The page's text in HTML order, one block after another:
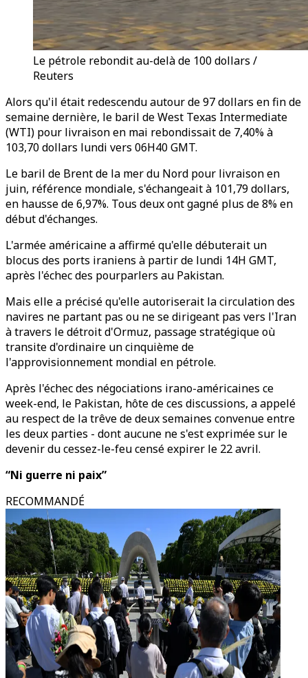
Le pétrole rebondit au-delà de 100 dollars /
Reuters
Alors qu'il était redescendu autour de 97 dollars en fin de
semaine dernière, le baril de West Texas Intermediate
(WTI) pour livraison en mai rebondissait de 7,40% à
103,70 dollars lundi vers 06H40 GMT.
Le baril de Brent de la mer du Nord pour livraison en
juin, référence mondiale, s'échangeait à 101,79 dollars,
en hausse de 6,97%. Tous deux ont gagné plus de 8% en
début d'échanges.
L'armée américaine a affirmé qu'elle débuterait un
blocus des ports iraniens à partir de lundi 14H GMT,
après l'échec des pourparlers au Pakistan.
Mais elle a précisé qu'elle autoriserait la circulation des
navires ne partant pas ou ne se dirigeant pas vers l'Iran
à travers le détroit d'Ormuz, passage stratégique où
transite d'ordinaire un cinquième de
l'approvisionnement mondial en pétrole.
Après l'échec des négociations irano-américaines ce
week-end, le Pakistan, hôte de ces discussions, a appelé
au respect de la trêve de deux semaines convenue entre
les deux parties - dont aucune ne s'est exprimée sur le
devenir du cessez-le-feu censé expirer le 22 avril.
“Ni guerre ni paix”
RECOMMANDÉ